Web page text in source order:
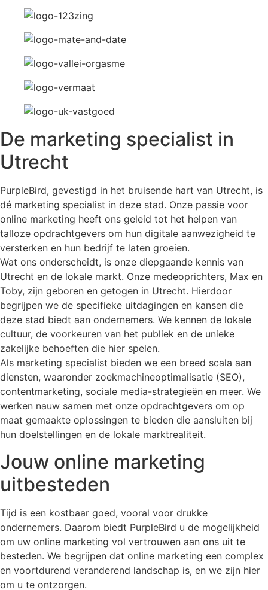
De marketing specialist in
Utrecht
PurpleBird, gevestigd in het bruisende hart van Utrecht, is
dé marketing specialist in deze stad. Onze passie voor
online marketing heeft ons geleid tot het helpen van
talloze opdrachtgevers om hun digitale aanwezigheid te
versterken en hun bedrijf te laten groeien.
Wat ons onderscheidt, is onze diepgaande kennis van
Utrecht en de lokale markt. Onze medeoprichters, Max en
Toby, zijn geboren en getogen in Utrecht. Hierdoor
begrijpen we de specifieke uitdagingen en kansen die
deze stad biedt aan ondernemers. We kennen de lokale
cultuur, de voorkeuren van het publiek en de unieke
zakelijke behoeften die hier spelen.
Als marketing specialist bieden we een breed scala aan
diensten, waaronder zoekmachineoptimalisatie (SEO),
contentmarketing, sociale media-strategieën en meer. We
werken nauw samen met onze opdrachtgevers om op
maat gemaakte oplossingen te bieden die aansluiten bij
hun doelstellingen en de lokale marktrealiteit.
Jouw online marketing
uitbesteden
Tijd is een kostbaar goed, vooral voor drukke
ondernemers. Daarom biedt PurpleBird u de mogelijkheid
om uw online marketing vol vertrouwen aan ons uit te
besteden. We begrijpen dat online marketing een complex
en voortdurend veranderend landschap is, en we zijn hier
om u te ontzorgen.